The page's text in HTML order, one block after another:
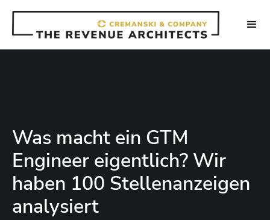
Was macht ein GTM
Engineer eigentlich? Wir
haben 100 Stellenanzeigen
analysiert